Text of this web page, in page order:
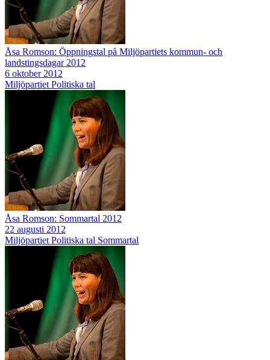
Åsa Romson: Öppningstal på Miljöpartiets kommun- och
landstingsdagar 2012
6 oktober 2012
Miljöpartiet Politiska tal
Åsa Romson: Sommartal 2012
22 augusti 2012
Miljöpartiet Politiska tal Sommartal